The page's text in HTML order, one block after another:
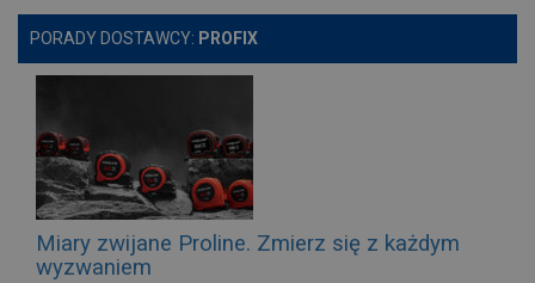
PORADY DOSTAWCY: PROFIX
Miary zwijane Proline. Zmierz się z każdym
wyzwaniem